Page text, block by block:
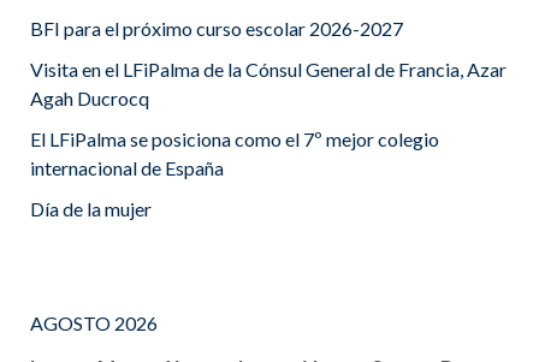
BFI para el próximo curso escolar 2026-2027
Visita en el LFiPalma de la Cónsul General de Francia, Azar
Agah Ducrocq
El LFiPalma se posiciona como el 7º mejor colegio
internacional de España
Día de la mujer
AGOSTO 2026